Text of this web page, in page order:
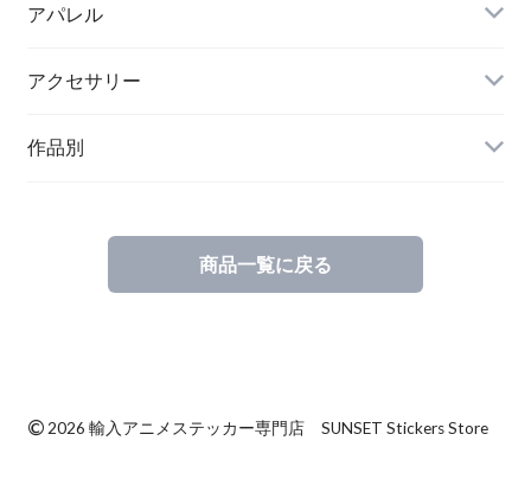
アパレル
アクセサリー
作品別
商品一覧に戻る
©2026 輸入アニメステッカー専門店 SUNSET Stickers Store